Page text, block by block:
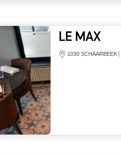
LE MAX
1030 SCHAARBEEK (